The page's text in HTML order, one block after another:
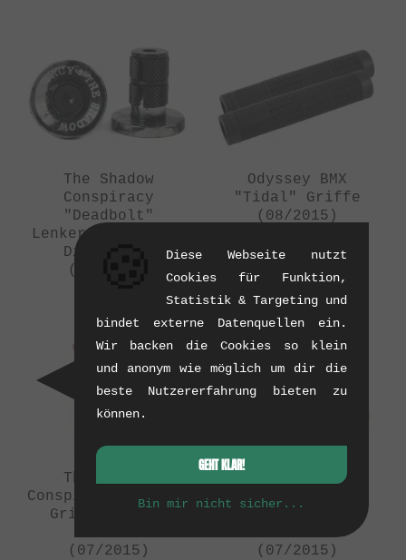
The Shadow
Conspiracy
"Deadbolt"
Lenkerenden - Tye
Die Colors
(09/2015)
Odyssey BMX
"Tidal" Griffe
(08/2015)
The Shadow
Conspiracy "Chula"
Griffe - Ohne
(07/2015)
Conspiracy
Lenkerenden
(07/2015)
Diese Webseite nutzt
Cookies für Funktion,
Statistik & Targeting und
bindet externe Datenquellen ein.
Wir backen die Cookies so klein
und anonym wie möglich um dir die
beste Nutzererfahrung bieten zu
können.
GEHT KLAR!
Bin mir nicht sicher...